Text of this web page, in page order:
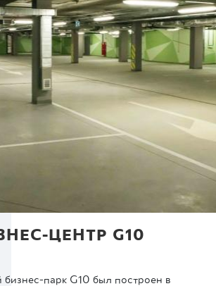
ЦЕНТР G10
бизнес-парк G10 был построен в